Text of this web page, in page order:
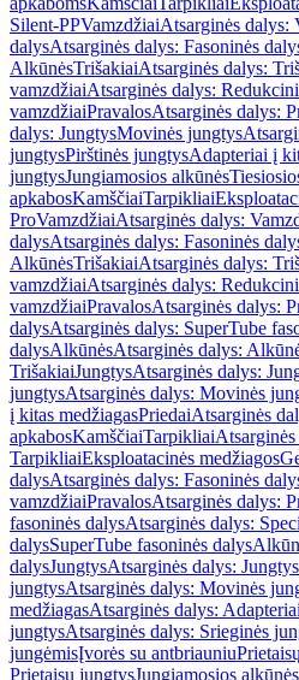
Silent-PPVamzdžiaiAtsarginės dalys:
dalysAtsarginės dalys: Fasoninės
AlkūnėsTrišakiaiAtsarginės dalys:
vamzdžiaiAtsarginės dalys:
vamzdžiaiPravalosAtsarginės dalys:
dalys: JungtysMovinės jungtys
jungtysPirštinės jungtysAdapteriai į
jungtysJungiamosios alkūnės
apkabosKamščiaiTarpikliai
ProVamzdžiaiAtsarginės dalys:
dalysAtsarginės dalys: Fasoninės
AlkūnėsTrišakiaiAtsarginės dalys:
vamzdžiaiAtsarginės dalys:
vamzdžiaiPravalosAtsarginės dalys:
dalysAtsarginės dalys: SuperTube
dalysAlkūnėsAtsarginės dalys:
TrišakiaiJungtysAtsarginės dalys:
jungtysAtsarginės dalys: Movinės
į kitas medžiagasPriedaiAtsarginės
apkabosKamščiaiTarpikliai
TarpikliaiEksploatacinės medžiagos
dalysAtsarginės dalys: Fasoninės
vamzdžiaiPravalosAtsarginės dalys:
fasoninės dalysAtsarginės dalys:
dalysSuperTube fasoninės dalys
dalysJungtysAtsarginės dalys: Jungtys
jungtysAtsarginės dalys: Movinės
medžiagasAtsarginės dalys:
jungtysAtsarginės dalys: Srieginės
jungėmisĮvorės su antbriauniu
Prietaisų jungtysJungiamosios alkūnės